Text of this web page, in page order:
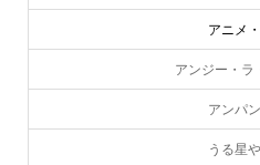
アニメ
アンジー・ラ
アンパ
うる星